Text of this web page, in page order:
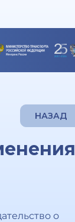
НАЗАД
о